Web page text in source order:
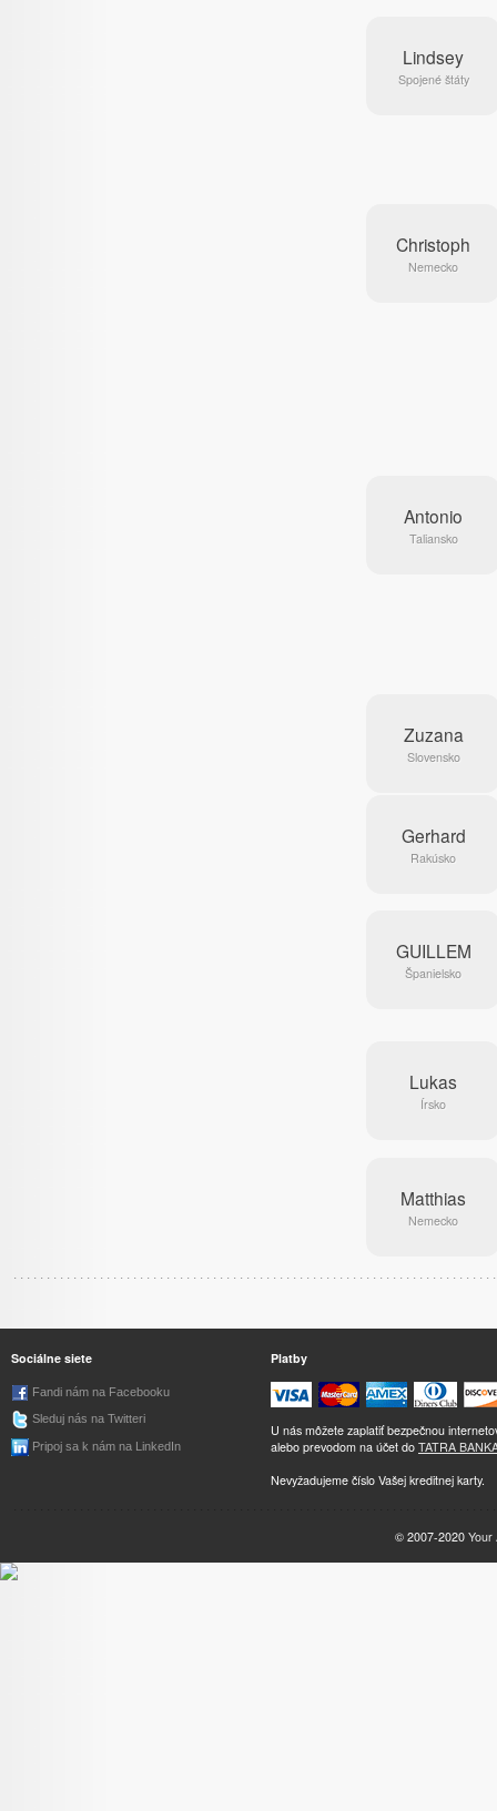
Lindsey
Spojené štáty
Christoph
Nemecko
Antonio
Taliansko
Zuzana
Slovensko
Gerhard
Rakúsko
GUILLEM
Španielsko
Lukas
Írsko
Matthias
Nemecko
Sociálne siete
Fandi nám na Facebooku
Sleduj nás na Twitteri
Pripoj sa k nám na LinkedIn
Platby
U nás môžete zaplatiť bezpečnou
alebo prevodom na účet do TATRA
Nevyžadujeme číslo Vašej kreditnej karty.
© 2007-2020 Your